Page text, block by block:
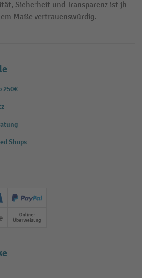
Sicherheit und Transparenz ist jh-
Maße vertrauenswürdig.
250€
Shops
(Visa)
PayPal
Online-Überweisung